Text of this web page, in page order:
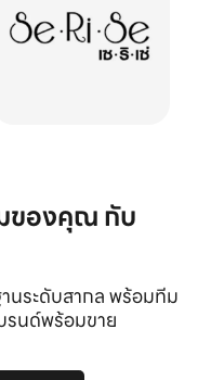
ของคุณ กับ
นระดับสากล พร้อมทีม
นด์พร้อมขาย